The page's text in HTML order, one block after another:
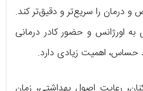
درمان را سریع‌تر و دقیق‌تر کند.
اورژانس و حضور کادر درمانی
حساس، اهمیت زیادی دارد.